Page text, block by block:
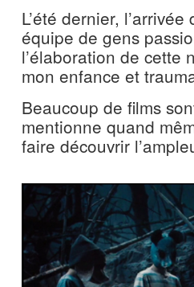
L’été dernier,
équipe de gens
l’élaboration de cette
mon enfance et
Beaucoup de films
mentionne quand
faire découvrir